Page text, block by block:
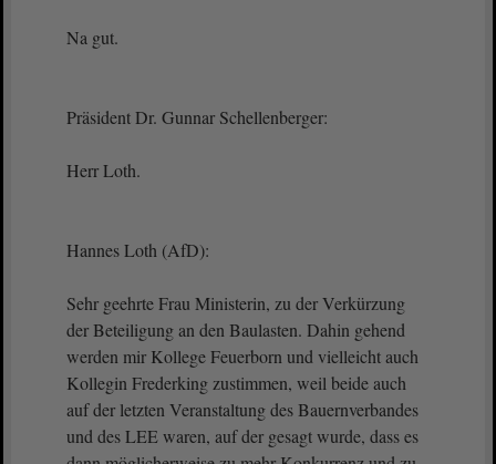
Na gut.
Präsident Dr. Gunnar Schellenberger:
Herr Loth.
Hannes Loth (AfD):
Sehr geehrte Frau Ministerin, zu der Verkürzung
der Beteiligung an den Baulasten. Dahin gehend
werden mir Kollege Feuerborn und vielleicht auch
Kollegin Frederking zustimmen, weil beide auch
auf der letzten Veranstaltung des Bauernverbandes
und des LEE waren, auf der gesagt wurde, dass es